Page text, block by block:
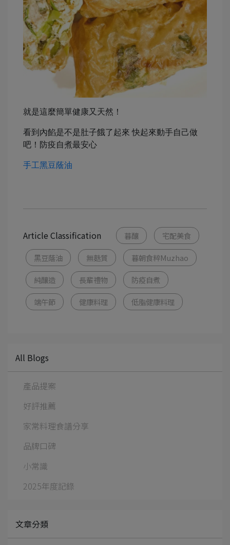
就是這麼簡單健康又天然！
看到內餡是不是肚子餓了起來 快起來動手自己做
吧！防疫自煮最安心
手工黑豆蔭油
Article Classification 暮釀 宅配美食
黑豆蔭油 無麩質 暮朝食粹Muzhao
純釀造 長輩禮物 防疫自煮
端午節 健康料理 低脂健康料理
All Blogs
產品提案
好評推薦
家常料理食譜分享
品牌口碑
小常識
2025年度記錄
文章分類